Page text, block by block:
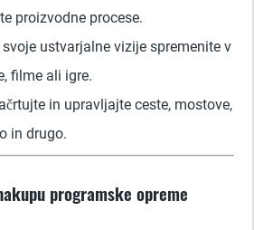
proizvodne procese.
svoje ustvarjalne vizije spremenite v
filme ali igre.
in upravljajte ceste, mostove,
in drugo.
programske opreme